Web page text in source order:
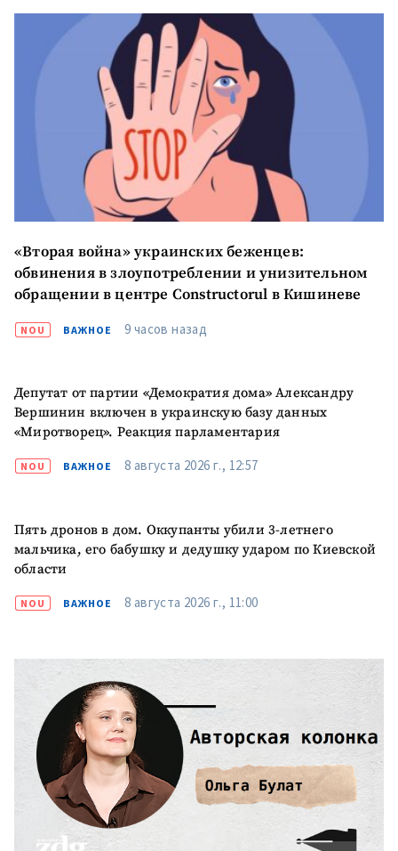
«Вторая война» украинских беженцев:
обвинения в злоупотреблении и унизительном
обращении в центре Constructorul в Кишиневе
NOU ВАЖНОЕ 9 часов назад
Депутат от партии «Демократия дома» Александру
Вершинин включен в украинскую базу данных
«Миротворец». Реакция парламентария
NOU ВАЖНОЕ 8 августа 2026 г., 12:57
Пять дронов в дом. Оккупанты убили 3-летнего
мальчика, его бабушку и дедушку ударом по Киевской
области
NOU ВАЖНОЕ 8 августа 2026 г., 11:00
+ Моё имя
Электронная почта
+ Мой email
Телефон
+ Личный телефон
Я прочитал(а) и согласен(на)
сполитикой
ОТПРАВИТЬ НОВОСТЬ